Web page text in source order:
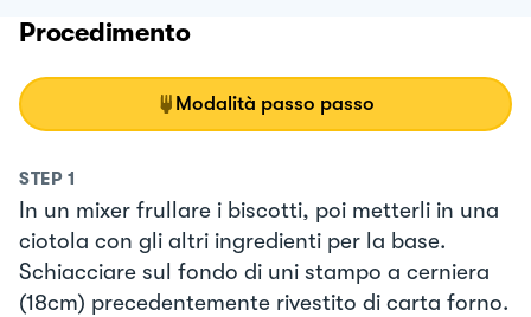
Procedimento
Modalità passo passo
STEP 1
In un mixer frullare i biscotti, poi metterli in una
ciotola con gli altri ingredienti per la base.
Schiacciare sul fondo di uni stampo a cerniera
(18cm) precedentemente rivestito di carta forno.